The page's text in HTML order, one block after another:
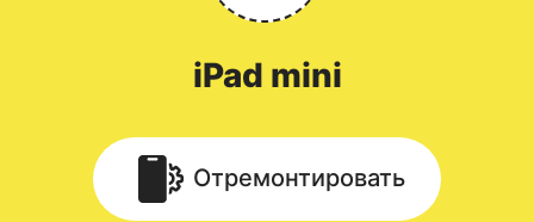
iPad mini
Отремонтировать